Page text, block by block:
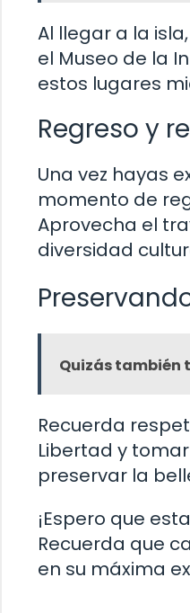
Al llegar a la
el Museo de la
estos lugares
Regreso y
Una vez hayas
momento de
Aprovecha el
diversidad
Quizás también
Recuerda
Libertad y
preservar la
¡Espero que
Recuerda que
en su máxima